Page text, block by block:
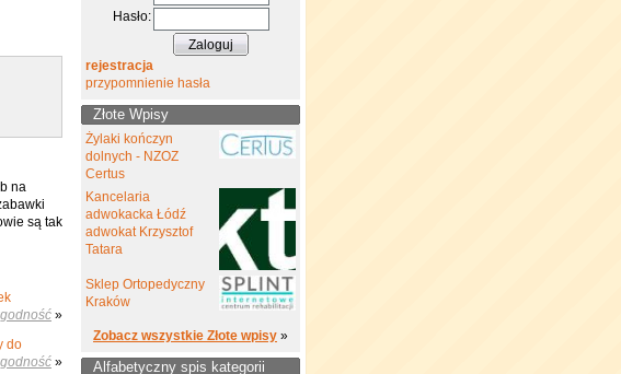
na
są tak
»
do
»
Hasło:
rejestracja
przypomnienie hasła
Złote Wpisy
Żylaki kończyn
dolnych - NZOZ
Certus
Kancelaria
adwokacka Łódź
adwokat Krzysztof
Tatara
Sklep Ortopedyczny
Kraków
Zobacz wszystkie Złote wpisy »
Alfabetyczny spis kategorii